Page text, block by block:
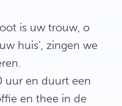
is uw trouw, o
huis’, zingen we
uur en duurt een
en thee in de